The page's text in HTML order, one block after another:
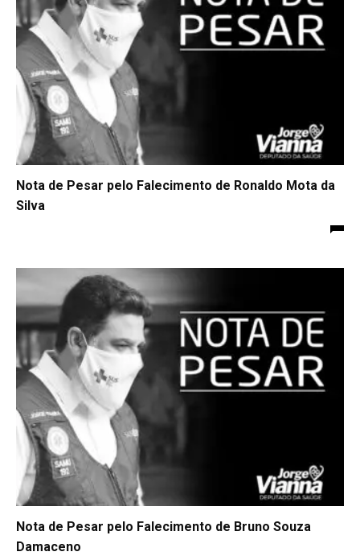
Nota de Pesar pelo Falecimento de Ronaldo Mota da
Silva
Nota de Pesar pelo Falecimento de Bruno Souza
Damaceno